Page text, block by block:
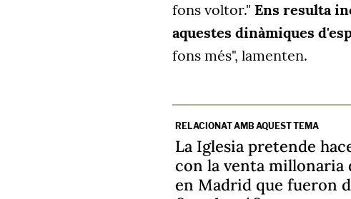
fons voltor." Ens resulta
aquestes dinàmiques
fons més", lamenten.
RELACIONAT AMB AQUEST TEMA
La Iglesia pretende
con la venta millonaria
en Madrid que fueron